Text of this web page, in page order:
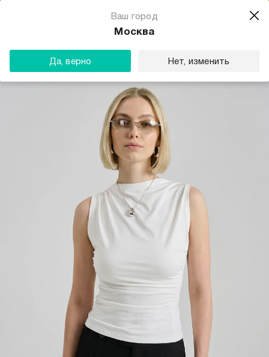
Ваш город
Москва
Да, верно Нет, изменить
Магазин одежды для тебя